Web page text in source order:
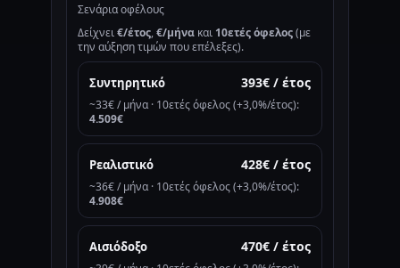
Σενάρια οφέλους
Δείχνει€/έτος,€/μήνα και 10ετές όφελος(με
την αύξηση τιμών που επέλεξες).
Συντηρητικό 393€ / έτος
~33€ / μήνα · 10ετές όφελος (+3,0%/έτος):
4.509€
Ρεαλιστικό 428€ / έτος
~36€ / μήνα · 10ετές όφελος (+3,0%/έτος):
4.908€
Αισιόδοξο 470€ / έτος